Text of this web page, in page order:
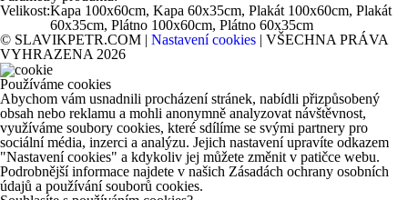
Velikost:Kapa 100x60cm, Kapa 60x35cm, Plakát 100x60cm, Plakát
60x35cm, Plátno 100x60cm, Plátno 60x35cm
© SLAVIKPETR.COM | Nastavení cookies | VŠECHNA PRÁVA
VYHRAZENA 2026
Používáme cookies
Abychom vám usnadnili procházení stránek, nabídli přizpůsobený
obsah nebo reklamu a mohli anonymně analyzovat návštěvnost,
využíváme soubory cookies, které sdílíme se svými partnery pro
sociální média, inzerci a analýzu. Jejich nastavení upravíte odkazem
"Nastavení cookies" a kdykoliv jej můžete změnit v patičce webu.
Podrobnější informace najdete v našich Zásadách ochrany osobních
údajů a používání souborů cookies.